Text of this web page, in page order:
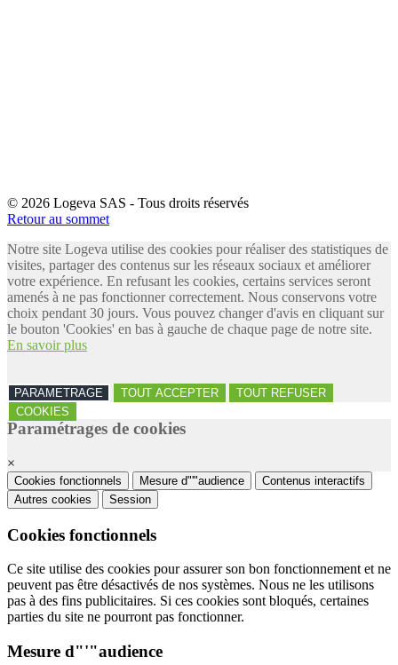
© 2026 Logeva SAS - Tous droits réservés
Retour au sommet
Notre site Logeva utilise des cookies pour réaliser des statistiques de
visites, partager des contenus sur les réseaux sociaux et améliorer
votre expérience. En refusant les cookies, certains services seront
amenés à ne pas fonctionner correctement. Nous conservons votre
choix pendant 30 jours. Vous pouvez changer d'avis en cliquant sur
le bouton 'Cookies' en bas à gauche de chaque page de notre site.
En savoir plus
PARAMETRAGE TOUT ACCEPTER
TOUT REFUSER
COOKIES
Paramétrages de cookies
×
Cookies fonctionnels Mesure d"'"audience
Contenus interactifs
Autres cookies
Session
Cookies fonctionnels
Ce site utilise des cookies pour assurer son bon fonctionnement et ne
peuvent pas être désactivés de nos systèmes. Nous ne les utilisons
pas à des fins publicitaires. Si ces cookies sont bloqués, certaines
parties du site ne pourront pas fonctionner.
Mesure d"'"audience